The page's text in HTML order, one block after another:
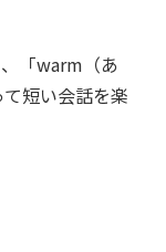
「warm（あ
短い会話を楽